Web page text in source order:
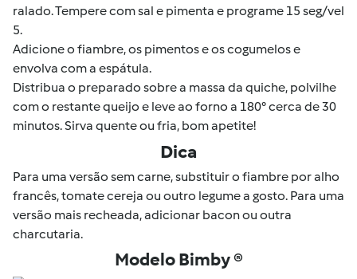
ralado. Tempere com sal e pimenta e programe 15 seg/vel
5.
Adicione o fiambre, os pimentos e os cogumelos e
envolva com a espátula.
Distribua o preparado sobre a massa da quiche, polvilhe
com o restante queijo e leve ao forno a 180° cerca de 30
minutos. Sirva quente ou fria, bom apetite!
Dica
Para uma versão sem carne, substituir o fiambre por alho
francês, tomate cereja ou outro legume a gosto. Para uma
versão mais recheada, adicionar bacon ou outra
charcutaria.
Modelo Bimby ®